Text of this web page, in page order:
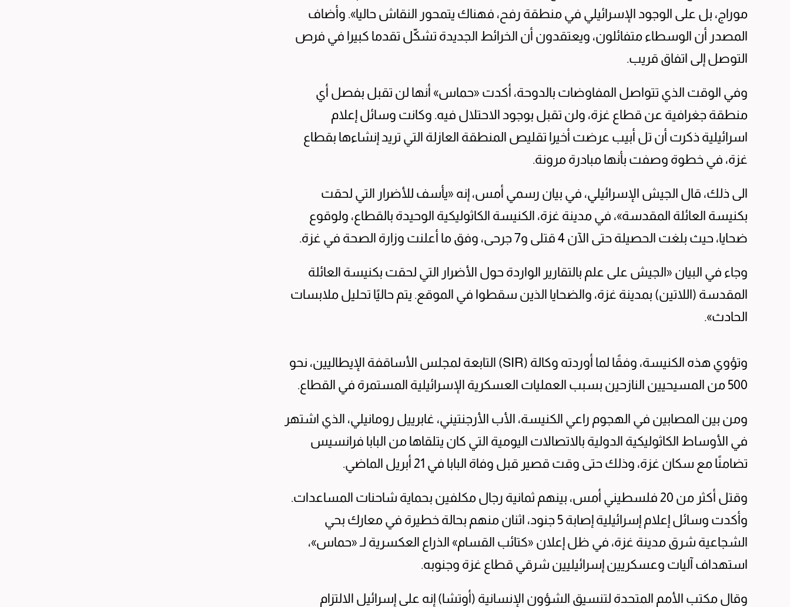
موراج، بل على الوجود الإسرائيلي في منطقة رفح، فهناك يتمحور النقاش حاليا». وأضاف
المصدر أن الوسطاء متفائلون، ويعتقدون أن الخرائط الجديدة تشكّل تقدما كبيرا في فرص
التوصل إلى اتفاق قريب.
وفي الوقت الذي تتواصل المفاوضات بالدوحة، أكدت «حماس» أنها لن تقبل بفصل أي
منطقة جغرافية عن قطاع غزة، ولن تقبل بوجود الاحتلال فيه. وكانت وسائل إعلام
اسرائيلية ذكرت أن تل أبيب عرضت أخيرا تقليص المنطقة العازلة التي تريد إنشاءها بقطاع
غزة، في خطوة وصفت بأنها مبادرة مرونة.
الى ذلك، قال الجيش الإسرائيلي، في بيان رسمي أمس، إنه «يأسف للأضرار التي لحقت
بكنيسة العائلة المقدسة»، في مدينة غزة، الكنيسة الكاثوليكية الوحيدة بالقطاع، ولوقوع
ضحايا، حيث بلغت الحصيلة حتى الآن 4 قتلى و7 جرحى، وفق ما أعلنت وزارة الصحة في غزة.
وجاء في البيان «الجيش على علم بالتقارير الواردة حول الأضرار التي لحقت بكنيسة العائلة
المقدسة (اللاتين) بمدينة غزة، والضحايا الذين سقطوا في الموقع. يتم حاليًا تحليل ملابسات
الحادث».
وتؤوي هذه الكنيسة، وفقًا لما أوردته وكالة (SIR) التابعة لمجلس الأساقفة الإيطاليين، نحو
500 من المسيحيين النازحين بسبب العمليات العسكرية الإسرائيلية المستمرة في القطاع.
ومن بين المصابين في الهجوم راعي الكنيسة، الأب الأرجنتيني، غابرييل رومانيلي، الذي اشتهر
في الأوساط الكاثوليكية الدولية بالاتصالات اليومية التي كان يتلقاها من البابا فرانسيس
تضامنًا مع سكان غزة، وذلك حتى وقت قصير قبل وفاة البابا في 21 أبريل الماضي.
وقتل أكثر من 20 فلسطيني أمس، بينهم ثمانية رجال مكلفين بحماية شاحنات المساعدات.
وأكدت وسائل إعلام إسرائيلية إصابة 5 جنود، اثنان منهم بحالة خطيرة في معارك بحي
الشجاعية شرق مدينة غزة، في ظل إعلان «كتائب القسام» الذراع العكسرية لـ «حماس»،
استهداف آليات وعسكريين إسرائيليين شرقي قطاع غزة وجنوبه.
وقال مكتب الأمم المتحدة لتنسيق الشؤون الإنسانية (أوتشا) إنه على إسرائيل الالتزام